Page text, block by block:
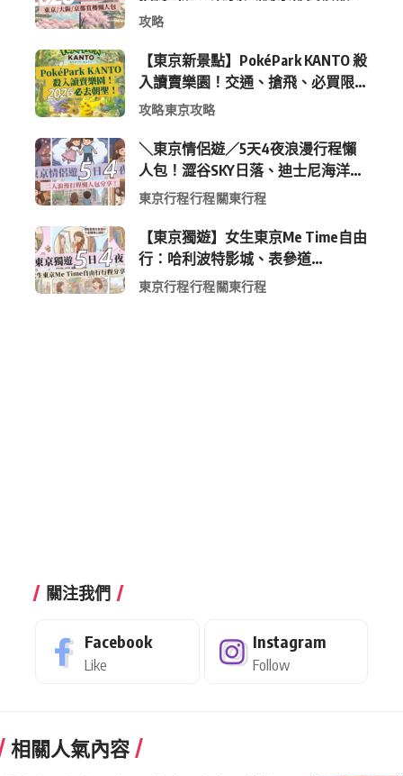
包 (附最新時間表)
攻略
【東京新景點】PokéPark KANTO 殺
入讀賣樂園！交通、搶飛、必買限
定周邊全攻略
攻略東京攻略
＼東京情侶遊／5天4夜浪漫行程懶
人包！澀谷SKY日落、迪士尼海洋、
中目黑高質感咖啡廳全收錄
東京行程行程關東行程
【東京獨遊】女生東京Me Time自由
行：哈利波特影城、表參道
Shopping 與下北澤尋寶5日4夜慢活
東京行程行程關東行程
關注我們
Facebook
Like
Instagram
Follow
相關人氣內容